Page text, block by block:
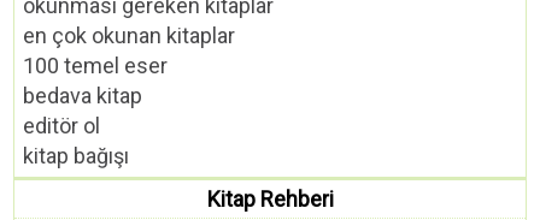
okunması gereken kitaplar
en çok okunan kitaplar
100 temel eser
bedava kitap
editör ol
kitap bağışı
Kitap Rehberi